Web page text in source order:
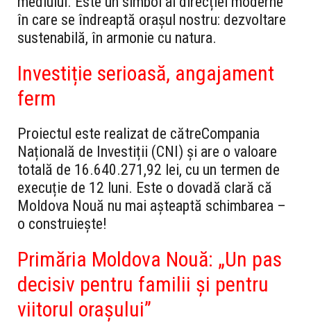
în care se îndreaptă orașul nostru: dezvoltare
sustenabilă, în armonie cu natura.
Investiție serioasă, angajament
ferm
Proiectul este realizat de cătreCompania
Națională de Investiții (CNI) și are o valoare
totală de 16.640.271,92 lei, cu un termen de
execuție de 12 luni. Este o dovadă clară că
Moldova Nouă nu mai așteaptă schimbarea –
o construiește!
Primăria Moldova Nouă: „Un pas
decisiv pentru familii și pentru
viitorul orașului”